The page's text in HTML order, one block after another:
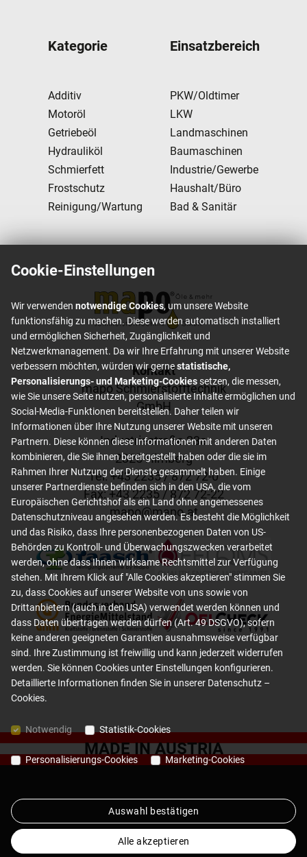
Kategorie
Additiv
Motoröl
Getriebeöl
Hydrauliköl
Schmierfett
Frostschutz
Reinigung/Wartung
Einsatzbereich
PKW/Oldtimer
LKW
Landmaschinen
Baumaschinen
Industrie/Gewerbe
Haushalt/Büro
Bad & Sanitär
Footer content
Kontakt
mapo Schmierstofftechnik
GmbH
Industriestraße 23a
2325 Himberg
Tel: +43 2235 / 872 72-0
Fax: +43 2235 / 872 72-22
mapo@mapo.at
MADE IN AUSTRIA
Datenschutz
Cookie-Einstellungen
Wir verwenden notwendige Cookies, um unsere Website
funktionsfähig zu machen. Diese werden automatisch installiert
und ermöglichen Sicherheit, Zugänglichkeit und
Netzwerkmanagement. Da wir Ihre Erfahrung mit unserer Website
verbessern möchten, würden wir gernestatistische,
Personalisierungs- und Marketing-Cookiessetzen, die messen,
wie Sie unsere Seite nutzen, personalisierte Inhalte ermöglichen und
Social-Media-Funktionen bereitstellen. Daher teilen wir
Informationen über Ihre Nutzung unserer Website mit unseren
Partnern. Diese können diese Informationen mit anderen Daten
kombinieren, die Sie ihnen bereitgestellt haben oder die sie im
Rahmen Ihrer Nutzung der Dienste gesammelt haben. Einige
unserer Partnerdienste befinden sich in den USA, die vom
Europäischen Gerichtshof als ein Land ohne angemessenes
Datenschutzniveau angesehen werden. Es besteht die Möglichkeit
und das Risiko, dass Ihre personenbezogenen Daten von US-
Behörden zu Kontroll- und Überwachungszwecken verarbeitet
werden, ohne dass Ihnen wirksame Rechtsmittel zur Verfügung
stehen. Mit Ihrem Klick auf "Alle Cookies akzeptieren" stimmen Sie
zu, dass Cookies auf unserer Website von uns sowie von
Drittanbietern (auch in den USA) verwendet werden können und
dass Daten übertragen werden dürfen (Art. 49 DSGVO), sofern
keine anderen geeigneten Garantien ausnahmsweise verfügbar
sind. Ihre Zustimmung ist freiwillig und kann jederzeit widerrufen
werden. Sie können Cookies unter Einstellungen konfigurieren.
Detaillierte Informationen finden Sie in unserer Datenschutz –
Cookies.
Notwendig Statistik-Cookies
Personalisierungs-Cookies Marketing-Cookies
Auswahl bestätigen
Alle akzeptieren